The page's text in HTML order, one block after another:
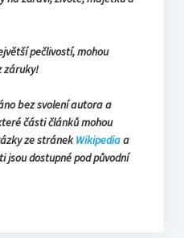
pečlivostí, mohou
záruky!
bez svolení autora a
části článků mohou
ze stránekWikipediaa
jsou dostupné pod původní